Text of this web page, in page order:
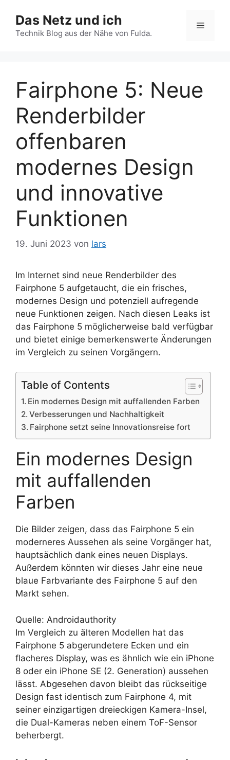
Inhalt
springen
Das Netz und ich
Technik Blog aus der Nähe von Fulda.
Menü
Fairphone 5: Neue
Renderbilder
offenbaren
modernes Design
und innovative
Funktionen
19. Juni 2023 von lars
Im Internet sind neue Renderbilder des
Fairphone 5 aufgetaucht, die ein frisches,
modernes Design und potenziell aufregende
neue Funktionen zeigen. Nach diesen Leaks ist
das Fairphone 5 möglicherweise bald verfügbar
und bietet einige bemerkenswerte Änderungen
im Vergleich zu seinen Vorgängern.
Table of Contents
Ein modernes Design mit auffallenden Farben
Verbesserungen und Nachhaltigkeit
Fairphone setzt seine Innovationsreise fort
Ein modernes Design
mit auffallenden
Farben
Die Bilder zeigen, dass das Fairphone 5 ein
moderneres Aussehen als seine Vorgänger hat,
hauptsächlich dank eines neuen Displays.
Außerdem könnten wir dieses Jahr eine neue
blaue Farbvariante des Fairphone 5 auf den
Markt sehen.
Quelle: Androidauthority
Im Vergleich zu älteren Modellen hat das
Fairphone 5 abgerundetere Ecken und ein
flacheres Display, was es ähnlich wie ein iPhone
8 oder ein iPhone SE (2. Generation) aussehen
lässt. Abgesehen davon bleibt das rückseitige
Design fast identisch zum Fairphone 4, mit
seiner einzigartigen dreieckigen Kamera-Insel,
die Dual-Kameras neben einem ToF-Sensor
beherbergt.